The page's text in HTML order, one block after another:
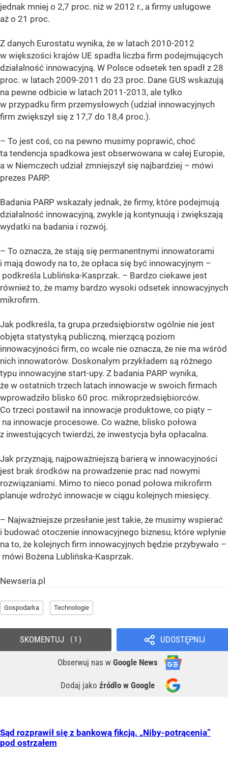
jednak mniej o 2,7 proc. niż w 2012 r., a firmy usługowe
aż o 21 proc.
Z danych Eurostatu wynika, że w latach 2010-2012
w większości krajów UE spadła liczba firm podejmujących
działalność innowacyjną. W Polsce odsetek ten spadł z 28
proc. w latach 2009-2011 do 23 proc. Dane GUS wskazują
na pewne odbicie w latach 2011-2013, ale tylko
w przypadku firm przemysłowych (udział innowacyjnych
firm zwiększył się z 17,7 do 18,4 proc.).
– To jest coś, co na pewno musimy poprawić, choć
ta tendencja spadkowa jest obserwowana w całej Europie,
a w Niemczech udział zmniejszył się najbardziej – mówi
prezes PARP.
Badania PARP wskazały jednak, że firmy, które podejmują
działalność innowacyjną, zwykle ją kontynuują i zwiększają
wydatki na badania i rozwój.
– To oznacza, że stają się permanentnymi innowatorami
i mają dowody na to, że opłaca się być innowacyjnym –
podkreśla Lublińska-Kasprzak. – Bardzo ciekawe jest
również to, że mamy bardzo wysoki odsetek innowacyjnych
mikrofirm.
Jak podkreśla, ta grupa przedsiębiorstw ogólnie nie jest
objęta statystyką publiczną, mierzącą poziom
innowacyjności firm, co wcale nie oznacza, że nie ma wśród
nich innowatorów. Doskonałym przykładem są różnego
typu innowacyjne start-upy. Z badania PARP wynika,
że w ostatnich trzech latach innowacje w swoich firmach
wprowadziło blisko 60 proc. mikroprzedsiębiorców.
Co trzeci postawił na innowacje produktowe, co piąty –
na innowacje procesowe. Co ważne, blisko połowa
z inwestujących twierdzi, że inwestycja była opłacalna.
Jak przyznają, najpoważniejszą barierą w innowacyjności
jest brak środków na prowadzenie prac nad nowymi
rozwiązaniami. Mimo to nieco ponad połowa mikrofirm
planuje wdrożyć innowacje w ciągu kolejnych miesięcy.
– Najważniejsze przesłanie jest takie, że musimy wspierać
i budować otoczenie innowacyjnego biznesu, które wpłynie
na to, że kolejnych firm innowacyjnych będzie przybywało –
mówi Bożena Lublińska-Kasprzak.
Newseria.pl
Gospodarka Technologie
UDOSTĘPNIJ
Obserwuj nas w Google News
Dodaj jako źródło w Google
SKOMENTUJ 1
Sąd rozprawił się z bankową fikcją. „Niby-potrącenia”
pod ostrzałem